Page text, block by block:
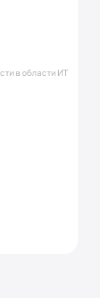
в области ИТ